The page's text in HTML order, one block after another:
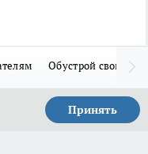
Обустрой свой дом
Принять